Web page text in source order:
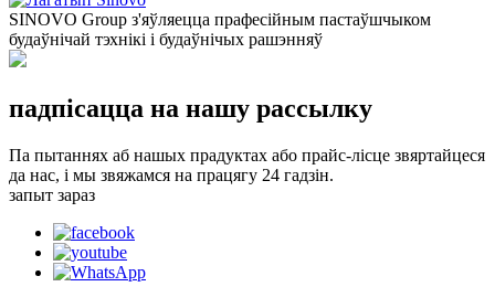
SINOVO Group з'яўляецца прафесійным пастаўшчыком
будаўнічай тэхнікі і будаўнічых рашэнняў
падпісацца на нашу рассылку
Па пытаннях аб нашых прадуктах або прайс-лісце звяртайцеся
да нас, і мы звяжамся на працягу 24 гадзін.
запыт зараз